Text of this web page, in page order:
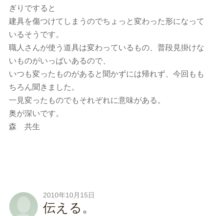
ぎりですると
建具を傷つけてしまうのでちょっと変わった形になって
いるそうです。
職人さんが使う道具は変わっているもの、普段見掛けな
いものがいっぱいあるので、
いつも変ったものがあると聞かずには帰れず、今回もも
ちろん聞きました。
一見変ったものでもそれぞれに意味がある。
奥が深いです。
森 共生
2010年10月15日
伝える。